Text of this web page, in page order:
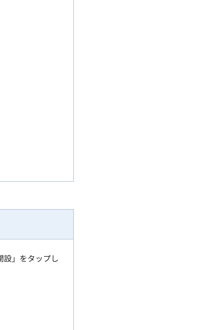
設」をタップし